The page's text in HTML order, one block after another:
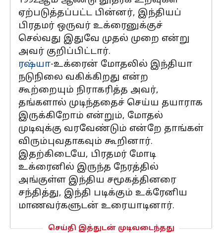
ஏற்படுத்தப்பட்ட பின்னர், இந்தியப்
பிரதமர் ஒருவர் உக்ரைனுக்குச்
செல்வது இதுவே முதல் முறை என்று
அவர் குறிப்பிட்டார்.
ரஷ்யா-உக்ரைன் மோதலில் இந்தியா
நடுநிலை வகிக்கிறது என்ற
கூற்றையும் நிராகரித்த அவர்,
தங்களால் முடிந்ததைச் செய்ய தயாராக
இருக்கிறோம் என்றும், மோதல்
முடிவுக்கு வரவேண்டும் என்றே தாங்கள்
விரும்புவதாகவும் கூறினார்.
இதற்கிடையே, பிரதமர் மோடி
உக்ரைனில் இருந்த நேரத்தில்
அங்குள்ள இந்திய சமூகத்தினரை
சந்தித்து, இந்தி படிக்கும் உக்ரேனிய
மாணவர்களுடன் உரையாடினார்.
செய்தி இத்துடன் முடிவடைந்தது